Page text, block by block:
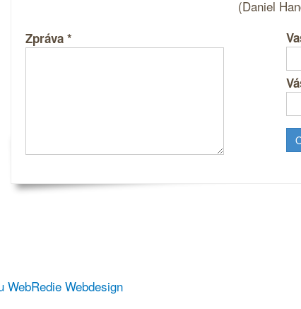
(Daniel
Zpráva *
WebRedieWebdesign